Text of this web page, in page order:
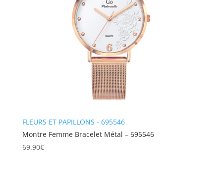
FLEURS ET PAPILLONS - 695546
Montre Femme Bracelet Métal – 695546
69.90€